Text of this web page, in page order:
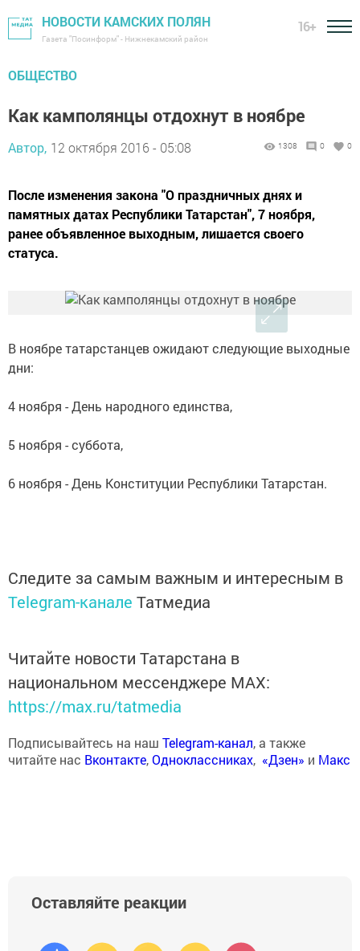
НОВОСТИ КАМСКИХ ПОЛЯН
Газета "Посинформ" - Нижнекамский район
16+
ОБЩЕСТВО
Как камполянцы отдохнут в ноябре
Автор, 12 октября 2016 - 05:08 1308 0 0
После изменения закона "О праздничных днях и
памятных датах Республики Татарстан", 7 ноября,
ранее объявленное выходным, лишается своего
статуса.
В ноябре татарстанцев ожидают следующие выходные
дни:
4 ноября - День народного единства,
5 ноября - суббота,
6 ноября - День Конституции Республики Татарстан.
Следите за самым важным и интересным в
Telegram-канале Татмедиа
Читайте новости Татарстана в
национальном мессенджере MАХ:
https://max.ru/tatmedia
Подписывайтесь на наш Telegram-канал, а также
читайте нас Вконтакте,Одноклассниках, «Дзен» и Макс
Оставляйте реакции